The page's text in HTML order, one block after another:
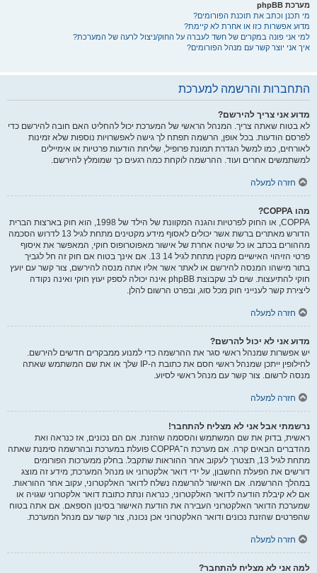
מערכת phpBB
מי תכנן וכתב את תוכנת הפורומים?
מדוע אפשרות כזו או אחרת לא קיימת?
למי אני פונה במקרים של חשד לעברה על החוק/ניצול לרעה של המערכת?
איך אני יוצר קשר עם מנהל הפורומים?
התחברות והרשמה למערכת
מדוע אני צריך להירשם?
לא בטוח שאתה צריך. המנהל הראשי של המערכת יכול להחליט האם חובה להירשם כדי
לפרסם הודעות. בכל אופן, הרשמה תפתח לך גישה לאפשרויות נוספות שלא זמינות
לאורחים, כמו למשל הגדרת תמונת פרופיל, שליחת הודעות פרטיות או אימיילים
למשתמשים אחרים ועוד. ההרשמה לוקחת כמה רגעים כך שמומלץ להירשם.
חזרה למעלה
מהו COPPA?
COPPA, או החוק לפרטיות והגנה המקוונת של הילד של 1998, הוא חוק בארצות הברית
הדורש מאתרים ברשת אשר יכולים לאסוף מידע מקטינים מתחת לגיל 13 לדרוש הסכמה
מההורים בכתב או כל שיטה אחרת של אישור מאפוטרופוס חוקי, המאפשר את איסוף
פרטי הזיהוי האישיים מקטין מתחת לגיל 14 13. אם אינך בטוח אם חוק זה חל לגביך
בתור מישהו המנסה להירשם או לאתר אשר אליו אתה מנסה להירשם, צור קשר עם יועץ
חוקי להתיעצות. שים לב שקבוצת phpBB אינה יכולה לספק יעוץ חוקי ואינה נקודה
ליצירת קשר לענייני חוק מכל סוג, ובפרט הרשום להלן.
חזרה למעלה
מדוע אני לא יכול להרשם?
יש אפשרות שמנהל ראשי סגר את ההרשמה כדי למנוע ממבקרים חדשים להירשם.
לחילופין ייתכן שמנהל ראשי חסם את כתובת ה-IP שלך או את שם המשתמש שאתה
מנסה לרשום. צור קשר עם מנהל ראשי לסיוע.
חזרה למעלה
נרשמתי אבל אני לא מצליח להתחבר!
ראשית, בדוק את שם המשתמש והססמה שהזנת. אם הם נכונים, אז כנראה ואת
מהדברים הבאים קרה. אם מערכת ה־COPPA פועלת במערכת ובהרשמה סימנת שאתה
מתחת לגיל 13, תצטרך לעקוב אחר ההוראות שתקבל. בחלק ממערכות הפורומים
דורשים את הפעלת החשבון, על ידי דואר אלקטרוני או מנהל המערכת; מידע זה מוצג
במהלך ההרשמה. אם האישור להרשמה נשלח לדואר האלקטרוני, עקוב אחר ההוראות.
אם לא קיבלת הודעה לדואר האלקטרוני, כנראה ונתת כתובת דואר אלקטרוני שגויה או
שמערכת הדואר האלקטרוני העבירה את הודעת האישור בסינון הספאם. אם אתה בטוח
שהפרטים שהזנת נכונים ודואר האלקטרוני אכן נכונה, צור קשר עם מנהל המערכת.
חזרה למעלה
למה אני לא מצליח להתחבר?